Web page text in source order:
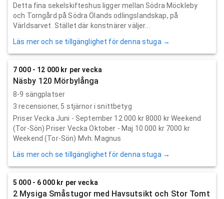
Detta fina sekelskifteshus ligger mellan Södra Möckleby
och Torngård på Södra Ölands odlingslandskap, på
Världsarvet. Stället där konstnärer väljer...
Läs mer och se tillgänglighet för denna stuga →
7 000 - 12 000 kr per vecka
Näsby 120 Mörbylånga
8-9 sängplatser
3 recensioner, 5 stjärnor i snittbetyg
Priser Vecka Juni - September 12 000 kr 8000 kr Weekend
(Tor-Sön) Priser Vecka Oktober - Maj 10 000 kr 7000 kr
Weekend (Tor-Sön) Mvh. Magnus
Läs mer och se tillgänglighet för denna stuga →
5 000 - 6 000 kr per vecka
2 Mysiga Småstugor med Havsutsikt och Stor Tomt